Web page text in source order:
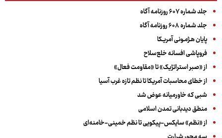
جلد شماره ۶۰۷ روزنامه آگاه
جلد شماره ۶۰۸ روزنامه آگاه
پایان هـژمـونی آمریـکا
فروپاشی افسانه خلع‌سلاح
از «صبر استراتژیک» تا «مقاومت فعال»
از خطای محاسبات آمریکا تا نظم تازه غرب آسیا
شبی که خاورمیانه عوض شد
منطق دیدبانی تمدن اسلامی
از «نظم» سایکس-پیکویی تا نظم خمینی-خامنه‌ای